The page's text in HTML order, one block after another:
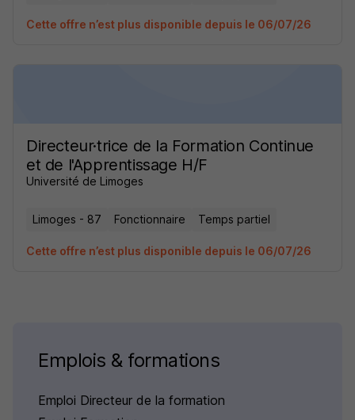
Cette offre n’est plus disponible depuis le 06/07/26
Directeur·trice de la Formation Continue
et de l'Apprentissage H/F
Université de Limoges
Limoges - 87 Fonctionnaire Temps partiel
Cette offre n’est plus disponible depuis le 06/07/26
Emplois & formations
Emploi Directeur de la formation